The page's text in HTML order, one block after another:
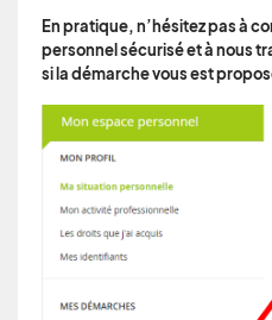
En pratique, n’hésitez pas à
personnel sécurisé et à nous
si la démarche vous est